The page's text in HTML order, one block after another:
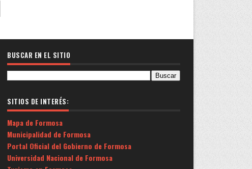
BUSCAR EN EL SITIO
SITIOS DE INTERÉS:
Mapa de Formosa
Municipalidad de Formosa
Portal Oficial del Gobierno de Formosa
Universidad Nacional de Formosa